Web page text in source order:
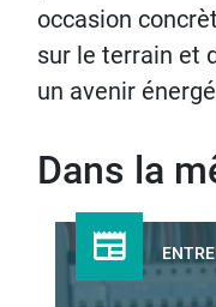
occasion
sur le terrain et
un avenir
Dans la